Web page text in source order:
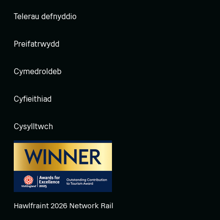
Telerau defnyddio
Preifatrwydd
Cymedroldeb
Cyfieithiad
Cysylltwch
Hawlfraint 2026 Network Rail